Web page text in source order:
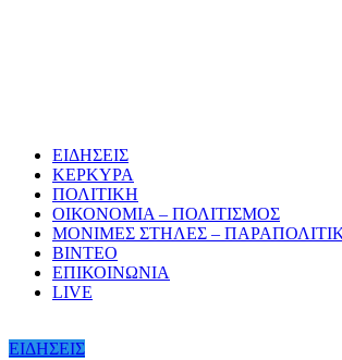
ΕΙΔΗΣΕΙΣ
ΚΕΡΚΥΡΑ
ΠΟΛΙΤΙΚΗ
ΟΙΚΟΝΟΜΙΑ – ΠΟΛΙΤΙΣΜΟΣ
ΜΟΝΙΜΕΣ ΣΤΗΛΕΣ –
ΒΙΝΤΕΟ
ΕΠΙΚΟΙΝΩΝΙΑ
LIVE
ΕΙΔΗΣΕΙΣ